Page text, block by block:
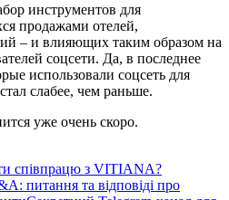
инструментов для
продажами отелей,
– и влияющих таким образом на
соцсети. Да, в последнее
использовали соцсеть для
слабее, чем раньше.
уже очень скоро.
співпрацю з VITIANA?
питання та відповіді про